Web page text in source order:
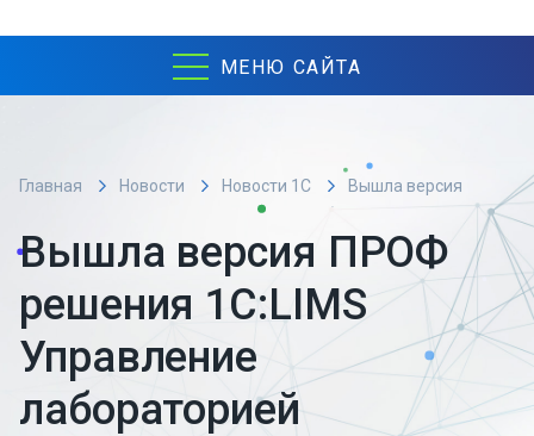
МЕНЮ САЙТА
Главная Новости Новости 1С
Вышла версия
ПРОФ решения 1С:LIMS Управление лабораторией
предприятия. Расширение для 1С:ERP и 1С:КА
Вышла версия ПРОФ
решения 1С:LIMS
Управление
лабораторией